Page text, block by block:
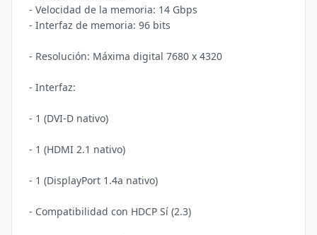
- Velocidad de la memoria: 14 Gbps
- Interfaz de memoria: 96 bits
- Resolución: Máxima digital 7680 x 4320
- Interfaz:
- 1 (DVI-D nativo)
- 1 (HDMI 2.1 nativo)
- 1 (DisplayPort 1.4a nativo)
- Compatibilidad con HDCP Sí (2.3)